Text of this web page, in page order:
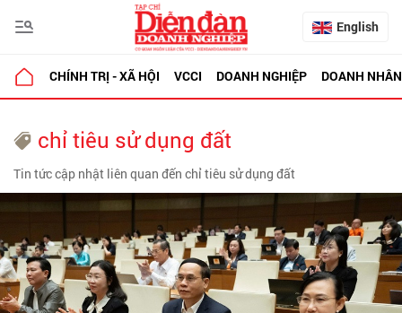
English
CHÍNH TRỊ - XÃ HỘI VCCI DOANH NGHIỆP DOANH NHÂN
chỉ tiêu sử dụng đất
Tin tức cập nhật liên quan đến chỉ tiêu sử dụng đất